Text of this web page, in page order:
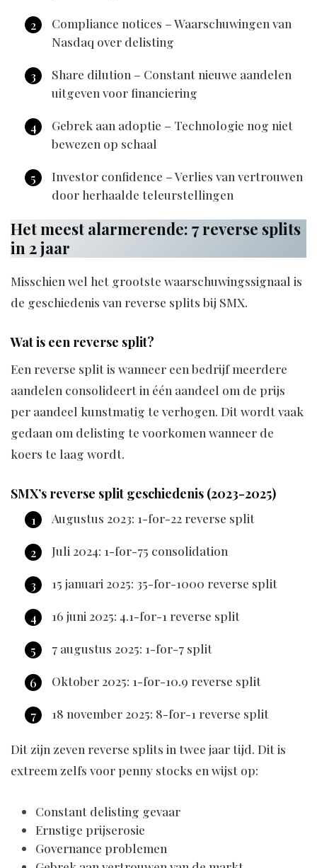
Compliance notices – Waarschuwingen van
Nasdaq over delisting
Share dilution – Constant nieuwe aandelen
uitgeven voor financiering
Gebrek aan adoptie – Technologie nog niet
bewezen op schaal
Investor confidence – Verlies van vertrouwen
door herhaalde teleurstellingen
Het meest alarmerende: 7 reverse splits
in 2 jaar
Misschien wel het grootste waarschuwingssignaal is
de geschiedenis van reverse splits bij SMX.
Wat is een reverse split?
Een reverse split is wanneer een bedrijf meerdere
aandelen consolideert in één aandeel om de prijs
per aandeel kunstmatig te verhogen. Dit wordt vaak
gedaan om delisting te voorkomen wanneer de
koers te laag wordt.
SMX’s reverse split geschiedenis (2023-2025)
Augustus 2023: 1-for-22 reverse split
Juli 2024: 1-for-75 consolidation
15 januari 2025: 35-for-1000 reverse split
16 juni 2025: 4.1-for-1 reverse split
7 augustus 2025: 1-for-7 split
Oktober 2025: 1-for-10.9 reverse split
18 november 2025: 8-for-1 reverse split
Dit zijn zeven reverse splits in twee jaar tijd. Dit is
extreem zelfs voor penny stocks en wijst op:
Constant delisting gevaar
Ernstige prijserosie
Governance problemen